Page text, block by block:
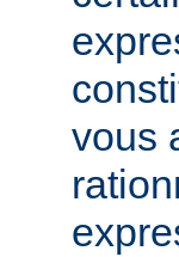
vous